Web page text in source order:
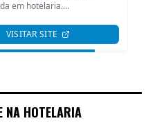
NA HOTELARIA